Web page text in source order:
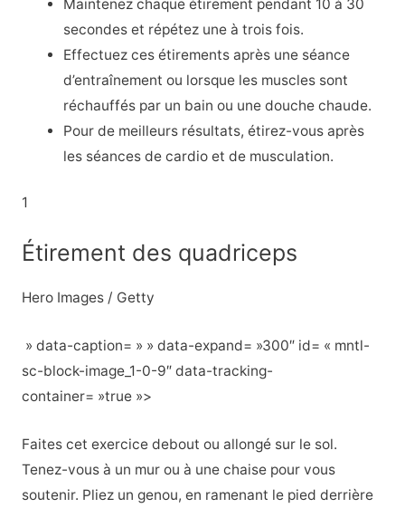
Maintenez chaque étirement pendant 10 à 30
secondes et répétez une à trois fois.
Effectuez ces étirements après une séance
d’entraînement ou lorsque les muscles sont
réchauffés par un bain ou une douche chaude.
Pour de meilleurs résultats, étirez-vous après
les séances de cardio et de musculation.
1
Étirement des quadriceps
Hero Images / Getty
» data-caption= » » data-expand= »300″ id= « mntl-
sc-block-image_1-0-9″ data-tracking-
container= »true »>
Faites cet exercice debout ou allongé sur le sol.
Tenez-vous à un mur ou à une chaise pour vous
soutenir. Pliez un genou, en ramenant le pied derrière